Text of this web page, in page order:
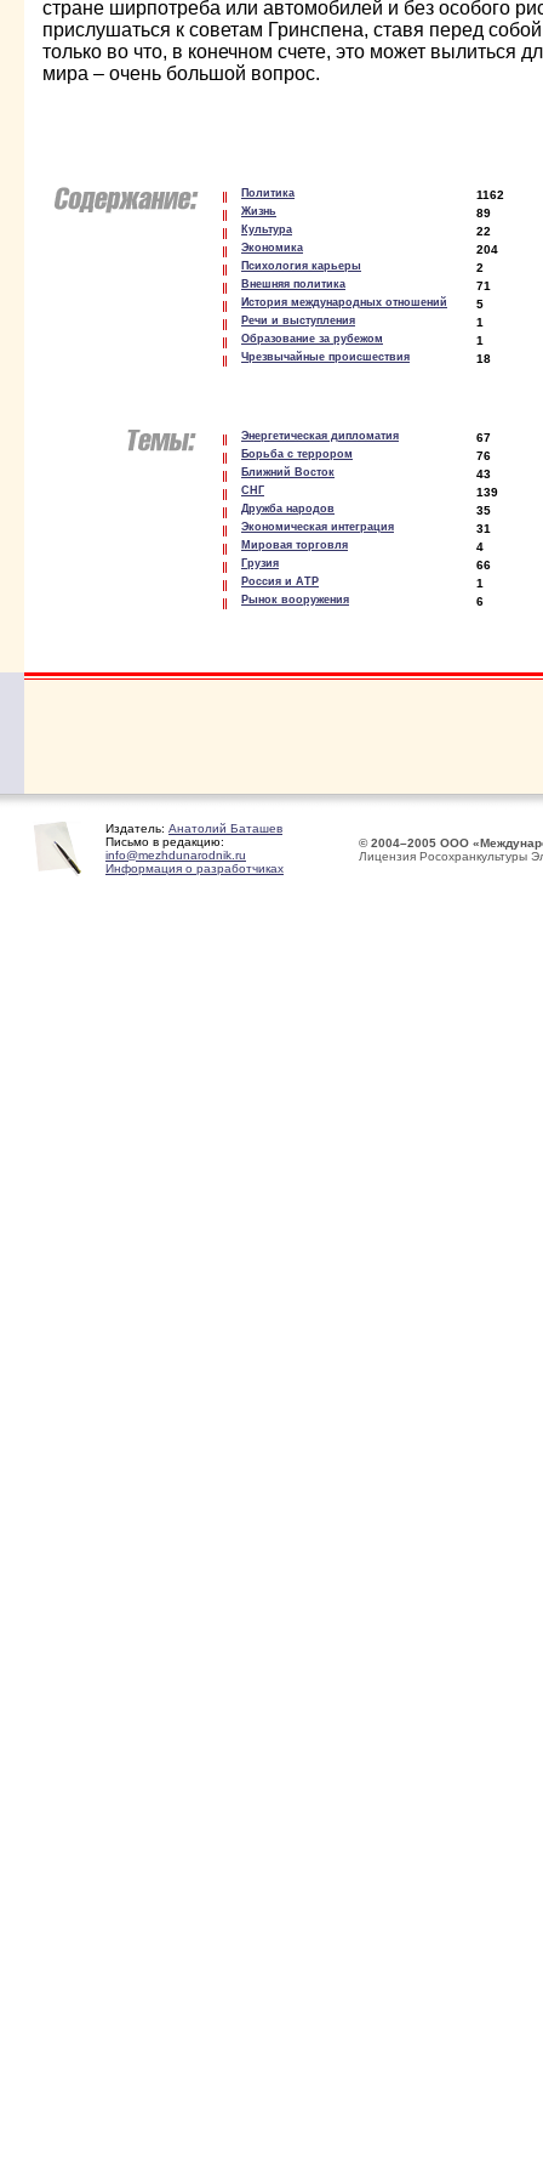
стране ширпотреба или автомобилей и без особого
прислушаться к советам Гринспена, ставя перед
только во что, в конечном счете, это может вылиться
мира – очень большой вопрос.
Политика 1162
Жизнь 89
Культура 22
Экономика 204
Психология карьеры 2
Внешняя политика 71
История международных отношений 5
Речи и выступления 1
Образование за рубежом 1
Чрезвычайные происшествия 18
Энергетическая дипломатия 67
Борьба с террором 76
Ближний Восток 43
СНГ 139
Дружба народов 35
Экономическая интеграция 31
Мировая торговля 4
Грузия 66
Россия и АТР 1
Рынок вооружения 6
Издатель: Анатолий Баташев
Письмо в редакцию:
info@mezhdunarodnik.ru
Информация о разработчиках
© 2004–2005 ООО
Лицензия